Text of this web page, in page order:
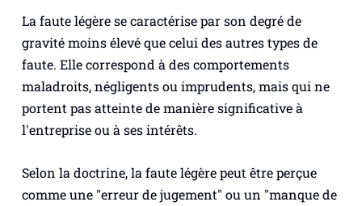
La faute légère se caractérise par son degré de
gravité moins élevé que celui des autres types de
faute. Elle correspond à des comportements
maladroits, négligents ou imprudents, mais qui ne
portent pas atteinte de manière significative à
l'entreprise ou à ses intérêts.
Selon la doctrine, la faute légère peut être perçue
comme une "erreur de jugement" ou un "manque de